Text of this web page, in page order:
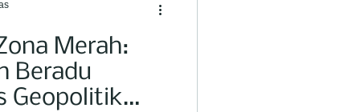
Merah:
Beradu
Geopolitik